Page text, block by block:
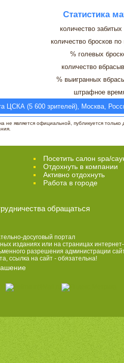
Статистика
количество
количество бросков по
% голевых
количество
% выигранных
штрафное
ЦСКА (5 600 зрителей), Москва,
является официальной, публикуется только
Посетить салон spa/
Отдохнуть в компании
Активно отдохнуть
Работа в городе
обращаться
досуговый портал
изданиях или на страницах интернет-
разрешения администрации
ссылка на сайт - обязательна!